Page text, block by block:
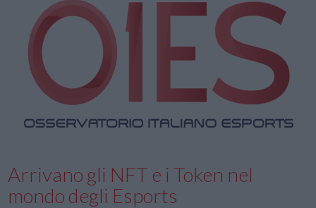
Arrivano gli NFT e i Token nel
mondo degli Esports